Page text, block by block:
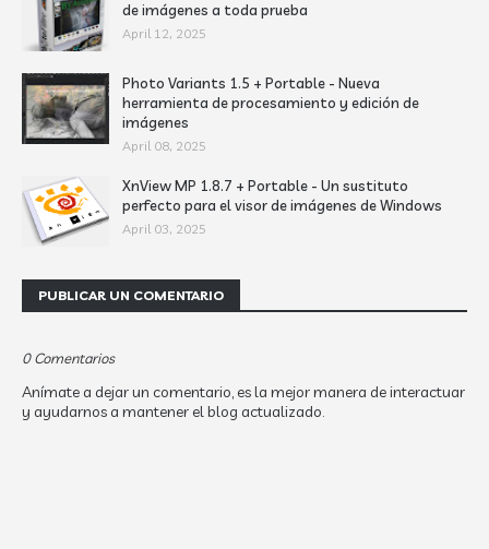
de imágenes a toda prueba
April 12, 2025
Photo Variants 1.5 + Portable - Nueva
herramienta de procesamiento y edición de
imágenes
April 08, 2025
XnView MP 1.8.7 + Portable - Un sustituto
perfecto para el visor de imágenes de Windows
April 03, 2025
PUBLICAR UN COMENTARIO
0 Comentarios
Anímate a dejar un comentario, es la mejor manera de interactuar
y ayudarnos a mantener el blog actualizado.